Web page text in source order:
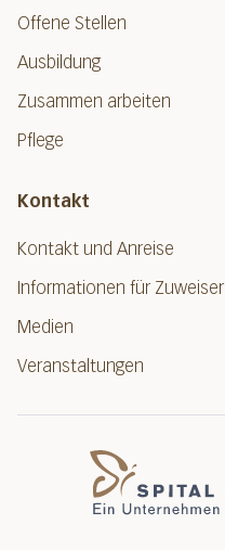
Offene Stellen
Ausbildung
Zusammen arbeiten
Pflege
Kontakt
Kontakt und Anreise
Informationen für Zuweiser
Medien
Veranstaltungen